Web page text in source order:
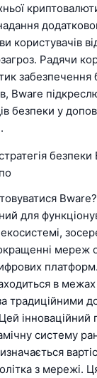
користувачів
Радячи
забезпечення
Bware
безпеки у
безпеки
Bware?
для
мереж
в
традиційними
інноваційний
систему
з мережі.